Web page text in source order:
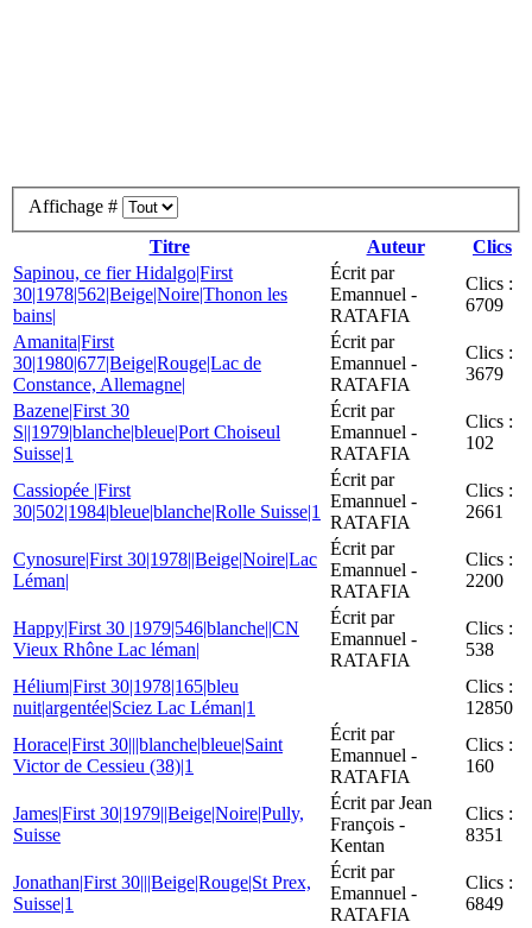
Affichage #
Titre
Auteur
Clics
Sapinou, ce fier Hidalgo|First
30|1978|562|Beige|Noire|Thonon les
bains|
Écrit par
Emannuel -
RATAFIA
Clics :
6709
Amanita|First
30|1980|677|Beige|Rouge|Lac de
Constance, Allemagne|
Écrit par
Emannuel -
RATAFIA
Clics :
3679
Bazene|First 30
S||1979|blanche|bleue|Port Choiseul
Suisse|1
Écrit par
Emannuel -
RATAFIA
Clics :
102
Cassiopée |First
30|502|1984|bleue|blanche|Rolle Suisse|1
Écrit par
Emannuel -
RATAFIA
Clics :
2661
Cynosure|First 30|1978||Beige|Noire|Lac
Léman|
Écrit par
Emannuel -
RATAFIA
Clics :
2200
Happy|First 30 |1979|546|blanche||CN
Vieux Rhône Lac léman|
Écrit par
Emannuel -
RATAFIA
Clics :
538
Hélium|First 30|1978|165|bleu
nuit|argentée|Sciez Lac Léman|1
Clics :
12850
Horace|First 30|||blanche|bleue|Saint
Victor de Cessieu (38)|1
Écrit par
Emannuel -
RATAFIA
Clics :
160
James|First 30|1979||Beige|Noire|Pully,
Suisse
Écrit par Jean
François -
Kentan
Clics :
8351
Jonathan|First 30|||Beige|Rouge|St Prex,
Suisse|1
Écrit par
Emannuel -
RATAFIA
Clics :
6849